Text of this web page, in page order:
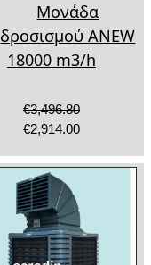
Μονάδα
δροσισμού ANEW
18000 m3/h
€3,496.80
€2,914.00